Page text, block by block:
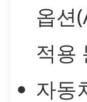
옵션
적용
자동